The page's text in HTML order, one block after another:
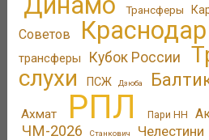
Трансферы
Советов
Краснодар
трансферы
Кубок России
слухи
ПСЖ Дзюба
Ахмат РПЛ Пари НН
ЧМ-2026 Станкович Челестини